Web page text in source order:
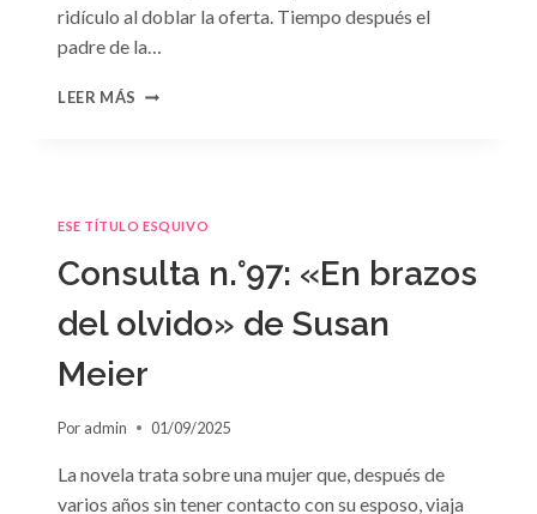
ridículo al doblar la oferta. Tiempo después el
padre de la…
LEER MÁS CONSULTA
NEGOCIOS»
SARA
CRAVEN
ESE TÍTULO ESQUIVO
Consulta n.°97: «En brazos
del olvido» de Susan
Meier
Por admin 01/09/2025
La novela trata sobre una mujer que, después de
varios años sin tener contacto con su esposo, viaja